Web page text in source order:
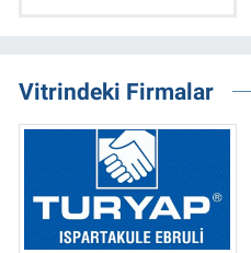
Vitrindeki Firmalar